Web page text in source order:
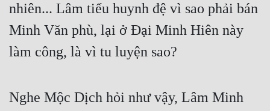
nhiên... Lâm tiểu huynh đệ vì sao phải bán
Minh Văn phù, lại ở Đại Minh Hiên này
làm công, là vì tu luyện sao?
Nghe Mộc Dịch hỏi như vậy, Lâm Minh